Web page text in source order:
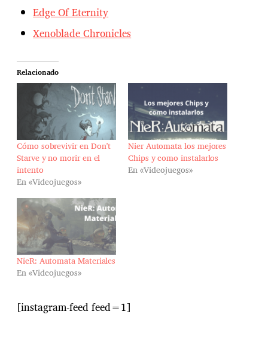
Edge Of Eternity
Xenoblade Chronicles
Relacionado
Cómo sobrevivir en Don’t
Starve y no morir en el
intento
En «Videojuegos»
Nier Automata los mejores
Chips y como instalarlos
En «Videojuegos»
NieR: Automata Materiales
En «Videojuegos»
[instagram-feed feed=1]